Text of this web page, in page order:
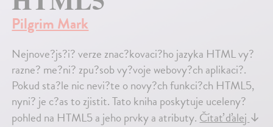
Pilgrim Mark
Nejnove?js?i? verze znac?kovaci?ho jazyka HTML vy?
razne? me?ni? zpu?sob vy?voje webovy?ch aplikaci?.
Pokud sta?le nic nevi?te o novy?ch funkci?ch HTML5,
nyni? je c?as to zjistit. Tato kniha poskytuje uceleny?
pohled na HTML5 a jeho prvky a atributy.Čítať ďalej↓